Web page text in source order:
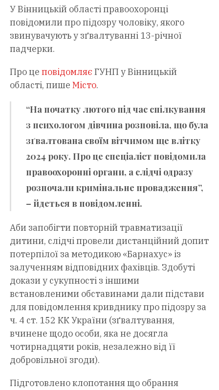
У Вінницькій області правоохоронці
повідомили про підозру чоловіку, якого
звинувачують у зґвалтуванні 13-річної
падчерки.
Про це повідомляє ГУНП у Вінницькій
області, пише Місто.
“На початку лютого під час спілкування
з психологом дівчина розповіла, що була
зґвалтована своїм вітчимом ще влітку
2024 року. Про це спеціаліст повідомила
правоохоронні органи, а слідчі одразу
розпочали кримінальне провадження”,
– йдеться в повідомленні.
Аби запобігти повторній травматизації
дитини, слідчі провели дистанційний допит
потерпілої за методикою «Барнахус» із
залученням відповідних фахівців. Здобуті
докази у сукупності з іншими
встановленими обставинами дали підстави
для повідомлення кривднику про підозру за
ч. 4 ст. 152 КК України (зґвалтування,
вчинене щодо особи, яка не досягла
чотирнадцяти років, незалежно від її
добровільної згоди).
Підготовлено клопотання що обрання